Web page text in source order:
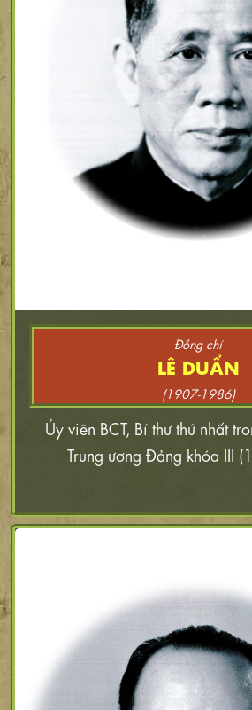
Đồng chí
LÊ DUẨN
(1907-1986)
Ủy viên BCT, Bí thư thứ nhất
Trung ương Đảng khóa III